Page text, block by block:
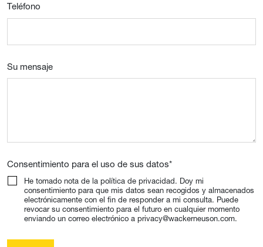
Teléfono
Su mensaje
Consentimiento para el uso de sus datos*
He tomado nota de la política de privacidad. Doy mi
consentimiento para que mis datos sean recogidos y almacenados
electrónicamente con el fin de responder a mi consulta. Puede
revocar su consentimiento para el futuro en cualquier momento
enviando un correo electrónico a privacy@wackerneuson.com.